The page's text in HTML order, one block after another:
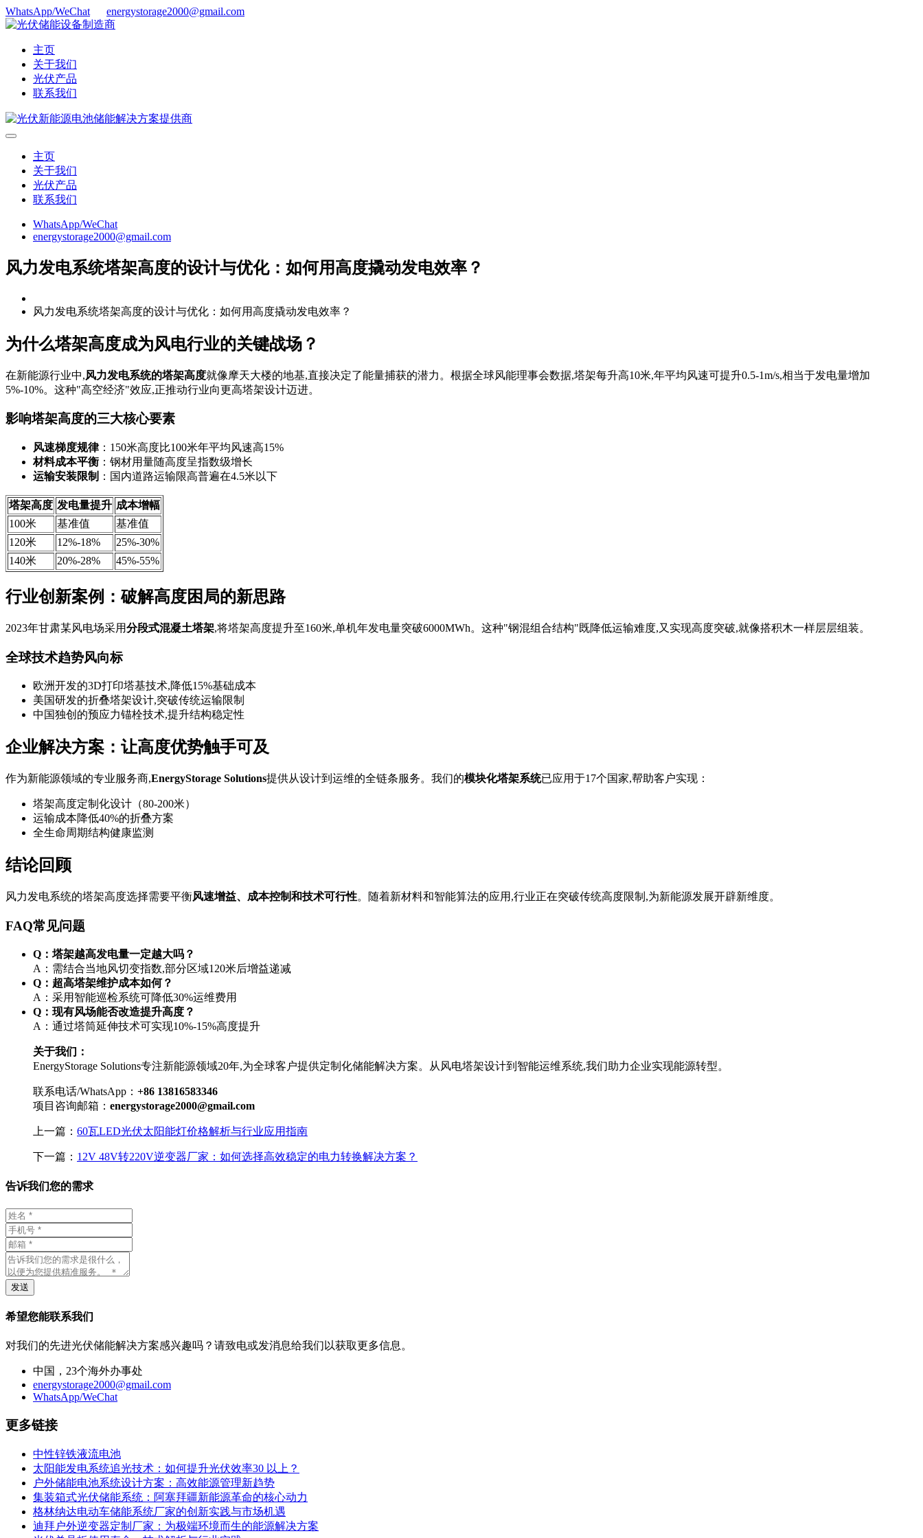
WhatsApp/WeChat energystorage2000@gmail.com
主页
关于我们
光伏产品
联系我们
主页
关于我们
光伏产品
联系我们
WhatsApp/WeChat
energystorage2000@gmail.com
风力发电系统塔架高度的设计与优化：如何用高度撬动发电效率？
风力发电系统塔架高度的设计与优化：如何用高度撬动发电效率？
为什么塔架高度成为风电行业的关键战场？
在新能源行业中,风力发电系统的塔架高度就像摩天大楼的地基,直接决定了能量捕获的潜力。根据全球风能理事会数据,塔架每升高10米,年平均风速可提升0.5-1m/s,相当于发电量增加
5%-10%。这种"高空经济"效应,正推动行业向更高塔架设计迈进。
影响塔架高度的三大核心要素
风速梯度规律：150米高度比100米年平均风速高15%
材料成本平衡 ：钢材用量随高度呈指数级增长
运输安装限制 ：国内道路运输限高普遍在4.5米以下
塔架高度 发电量提升 成本增幅
100米
基准值
基准值
120米
12%-18%
25%-30%
140米
20%-28% 45%-55%
行业创新案例：破解高度困局的新思路
2023年甘肃某风电场采用分段式混凝土塔架,将塔架高度提升至160米,单机年发电量突破6000MWh。这种"钢混组合结构"既降低运输难度,又实现高度突破,就像搭积木一样层层组装。
全球技术趋势风向标
欧洲开发的3D打印塔基技术,降低15%基础成本
美国研发的折叠塔架设计,突破传统运输限制
中国独创的预应力锚栓技术,提升结构稳定性
企业解决方案：让高度优势触手可及
作为新能源领域的专业服务商,EnergyStorage Solutions提供从设计到运维的全链条服务。我们的模块化塔架系统已应用于17个国家,帮助客户实现：
塔架高度定制化设计（80-200米）
运输成本降低40%的折叠方案
全生命周期结构健康监测
结论回顾
风力发电系统的塔架高度选择需要平衡风速增益、成本控制和技术可行性。随着新材料和智能算法的应用,行业正在突破传统高度限制,为新能源发展开辟新维度。
FAQ常见问题
Q：塔架越高发电量一定越大吗？
A：需结合当地风切变指数,部分区域120米后增益递减
Q：超高塔架维护成本如何？
A：采用智能巡检系统可降低30%运维费用
Q：现有风场能否改造提升高度？
A：通过塔筒延伸技术可实现10%-15%高度提升
关于我们：
EnergyStorage Solutions专注新能源领域20年,为全球客户提供定制化储能解决方案。从风电塔架设计到智能运维系统,我们助力企业实现能源转型。
联系电话/WhatsApp： +86 13816583346
项目咨询邮箱： energystorage2000@gmail.com
上一篇： 60瓦LED光伏太阳能灯价格解析与行业应用指南
下一篇： 12V 48V转220V逆变器厂家：如何选择高效稳定的电力转换解决方案？
告诉我们您的需求
发送
希望您能联系我们
对我们的先进光伏储能解决方案感兴趣吗？请致电或发消息给我们以获取更多信息。
中国，23个海外办事处
energystorage2000@gmail.com
WhatsApp/WeChat
更多链接
中性锌铁液流电池
太阳能发电系统追光技术：如何提升光伏效率30 以上？
户外储能电池系统设计方案：高效能源管理新趋势
集装箱式光伏储能系统：阿塞拜疆新能源革命的核心动力
格林纳达电动车储能系统厂家的创新实践与市场机遇
迪拜户外逆变器定制厂家：为极端环境而生的能源解决方案